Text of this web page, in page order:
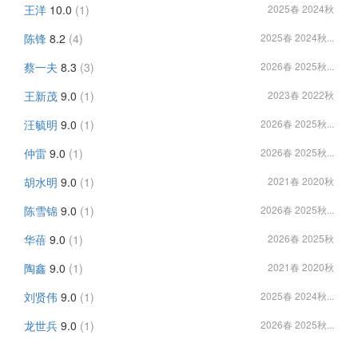
王洋 10.0 (1) 2025春 2024秋
陈锋 8.2 (4) 2025春 2024秋...
蔡一夫 8.3 (3) 2026春 2025秋...
王新茂 9.0 (1) 2023春 2022秋
汪毓明 9.0 (1) 2026春 2025秋...
仲雷 9.0 (1) 2026春 2025秋...
胡水明 9.0 (1) 2021春 2020秋
陈雪锦 9.0 (1) 2026春 2025秋...
华蓓 9.0 (1) 2026春 2025秋
陶鑫 9.0 (1) 2021春 2020秋
刘贤伟 9.0 (1) 2025春 2024秋...
龙世兵 9.0 (1) 2026春 2025秋...